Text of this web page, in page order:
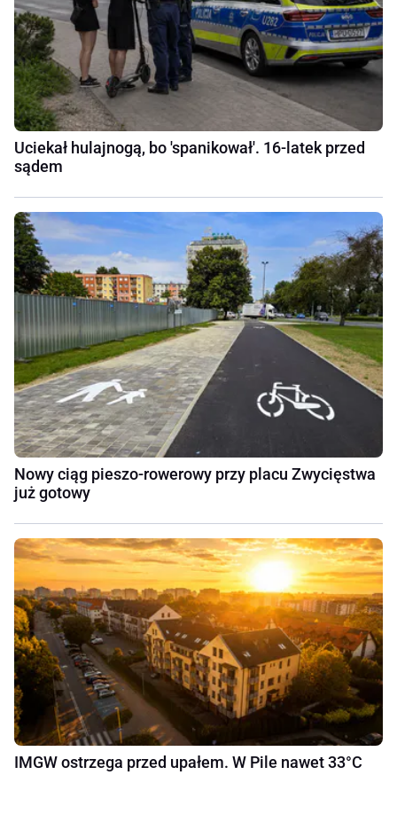
Uciekał hulajnogą, bo 'spanikował'. 16-latek przed
sądem
Nowy ciąg pieszo-rowerowy przy placu Zwycięstwa
już gotowy
IMGW ostrzega przed upałem. W Pile nawet 33°C